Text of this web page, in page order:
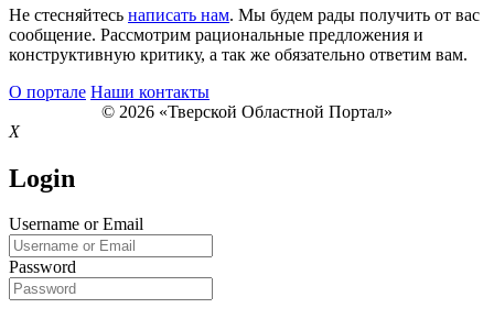
Не стесняйтесь написать нам. Мы будем рады получить от вас
сообщение. Рассмотрим рациональные предложения и
конструктивную критику, а так же обязательно ответим вам.
О портале Наши контакты
© 2026 «Тверской Областной Портал»
X
Login
Username or Email
Password